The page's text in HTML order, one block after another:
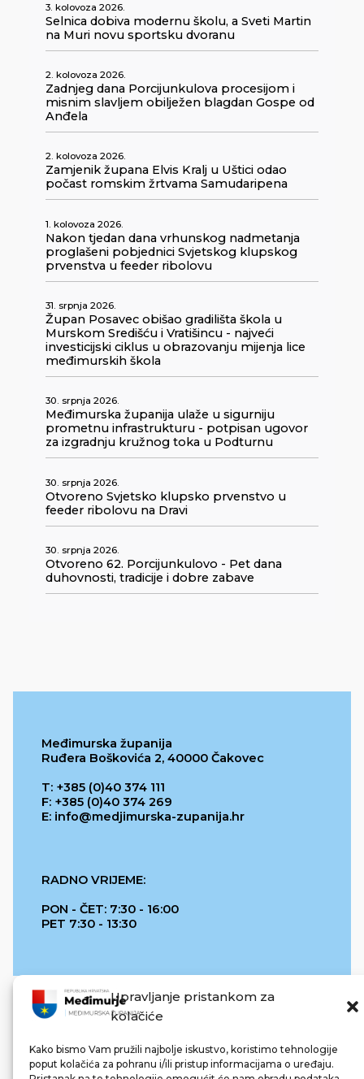
Upravljanje pristankom za
kolačiće
Kako bismo Vam pružili najbolje iskustvo, koristimo tehnologije
poput kolačića za pohranu i/ili pristup informacijama o uređaju.
3. kolovoza 2026.
Selnica dobiva modernu školu, a Sveti Martin
na Muri novu sportsku dvoranu
2. kolovoza 2026.
Zadnjeg dana Porcijunkulova procesijom i
misnim slavljem obilježen blagdan Gospe od
Anđela
2. kolovoza 2026.
Zamjenik župana Elvis Kralj u Uštici odao
počast romskim žrtvama Samudaripena
1. kolovoza 2026.
Nakon tjedan dana vrhunskog nadmetanja
proglašeni pobjednici Svjetskog klupskog
prvenstva u feeder ribolovu
31. srpnja 2026.
Župan Posavec obišao gradilišta škola u
Murskom Središću i Vratišincu - najveći
investicijski ciklus u obrazovanju mijenja lice
međimurskih škola
30. srpnja 2026.
Međimurska županija ulaže u sigurniju
prometnu infrastrukturu - potpisan ugovor
za izgradnju kružnog toka u Podturnu
30. srpnja 2026.
Otvoreno Svjetsko klupsko prvenstvo u
feeder ribolovu na Dravi
30. srpnja 2026.
Otvoreno 62. Porcijunkulovo - Pet dana
duhovnosti, tradicije i dobre zabave
Međimurska županija
Ruđera Boškovića 2, 40000 Čakovec
T: +385 (0)40 374 111
F: +385 (0)40 374 269
E: info@medjimurska-zupanija.hr
RADNO VRIJEME:
PON - ČET: 7:30 - 16:00
PET 7:30 - 13:30